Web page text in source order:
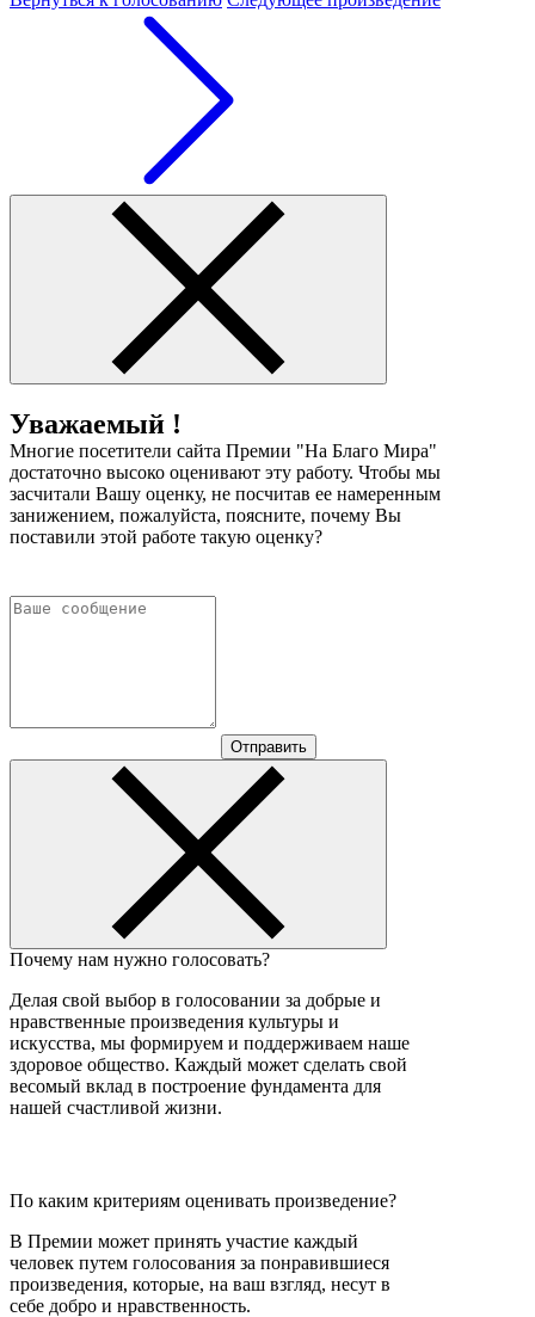
Уважаемый !
Многие посетители сайта Премии "На Благо Мира"
достаточно высоко оценивают эту работу. Чтобы мы
засчитали Вашу оценку, не посчитав ее намеренным
занижением, пожалуйста, поясните, почему Вы
поставили этой работе такую оценку?
Отправить
Почему нам нужно голосовать?
Делая свой выбор в голосовании за добрые и
нравственные произведения культуры и
искусства, мы формируем и поддерживаем наше
здоровое общество. Каждый может сделать свой
весомый вклад в построение фундамента для
нашей счастливой жизни.
По каким критериям оценивать произведение?
В Премии может принять участие каждый
человек путем голосования за понравившиеся
произведения, которые, на ваш взгляд, несут в
себе добро и нравственность.